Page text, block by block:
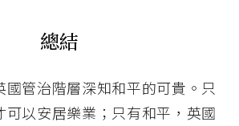
總結
國管治階層深知和平的可貴。只
可以安居樂業；只有和平，英國